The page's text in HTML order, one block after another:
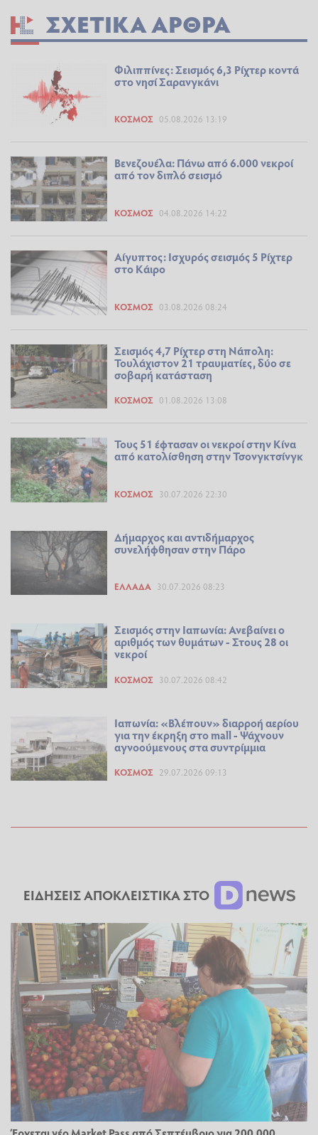
ΣΧΕΤΙΚΆ ΆΡΘΡΑ
Φιλιππίνες: Σεισμός 6,3 Ρίχτερ κοντά
στο νησί Σαρανγκάνι
ΚΌΣΜΟΣ 05.08.2026 13:19
Βενεζουέλα: Πάνω από 6.000 νεκροί
από τον διπλό σεισμό
ΚΌΣΜΟΣ 04.08.2026 14:22
Αίγυπτος: Ισχυρός σεισμός 5 Ρίχτερ
στο Κάιρο
ΚΌΣΜΟΣ 03.08.2026 08:24
Σεισμός 4,7 Ρίχτερ στη Νάπολη:
Τουλάχιστον 21 τραυματίες, δύο σε
σοβαρή κατάσταση
ΚΌΣΜΟΣ 01.08.2026 13:08
Τους 51 έφτασαν οι νεκροί στην Κίνα
από κατολίσθηση στην Τσονγκτσίνγκ
ΚΌΣΜΟΣ 30.07.2026 22:30
Δήμαρχος και αντιδήμαρχος
συνελήφθησαν στην Πάρο
ΕΛΛΆΔΑ 30.07.2026 08:23
Σεισμός στην Ιαπωνία: Ανεβαίνει ο
αριθμός των θυμάτων - Στους 28 οι
νεκροί
ΚΌΣΜΟΣ 30.07.2026 08:42
Ιαπωνία: «Βλέπουν» διαρροή αερίου
για την έκρηξη στο mall - Ψάχνουν
αγνοούμενους στα συντρίμμια
ΚΌΣΜΟΣ 29.07.2026 09:13
ΕΙΔΗΣΕΙΣ ΑΠΟΚΛΕΙΣΤΙΚΑ ΣΤΟ